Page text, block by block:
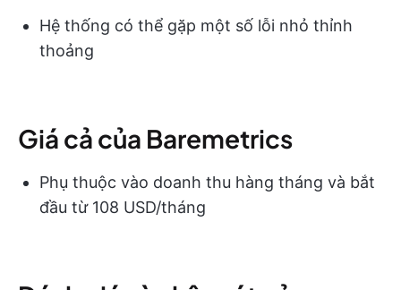
Hệ thống có thể gặp một số lỗi nhỏ thỉnh
thoảng
Giá cả của Baremetrics
Phụ thuộc vào doanh thu hàng tháng và bắt
đầu từ 108 USD/tháng